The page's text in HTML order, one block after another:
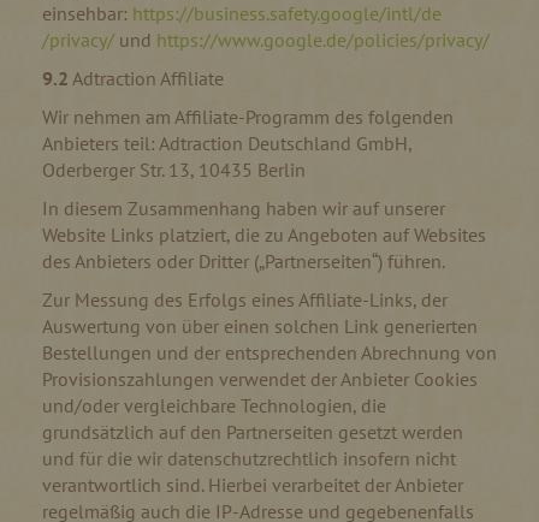
einsehbar: https://business.safety.google/intl/de
/privacy/ und https://www.google.de/policies/privacy/
9.2 Adtraction Affiliate
Wir nehmen am Affiliate-Programm des folgenden
Anbieters teil: Adtraction Deutschland GmbH,
Oderberger Str. 13, 10435 Berlin
In diesem Zusammenhang haben wir auf unserer
Website Links platziert, die zu Angeboten auf Websites
des Anbieters oder Dritter („Partnerseiten“) führen.
Zur Messung des Erfolgs eines Affiliate-Links, der
Auswertung von über einen solchen Link generierten
Bestellungen und der entsprechenden Abrechnung von
Provisionszahlungen verwendet der Anbieter Cookies
und/oder vergleichbare Technologien, die
grundsätzlich auf den Partnerseiten gesetzt werden
und für die wir datenschutzrechtlich insofern nicht
verantwortlich sind. Hierbei verarbeitet der Anbieter
regelmäßig auch die IP-Adresse und gegebenenfalls